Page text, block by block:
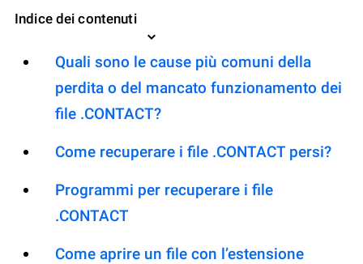
Indice dei contenuti
Quali sono le cause più comuni della
perdita o del mancato funzionamento dei
file .CONTACT?
Come recuperare i file .CONTACT persi?
Programmi per recuperare i file
.CONTACT
Come aprire un file con l’estensione